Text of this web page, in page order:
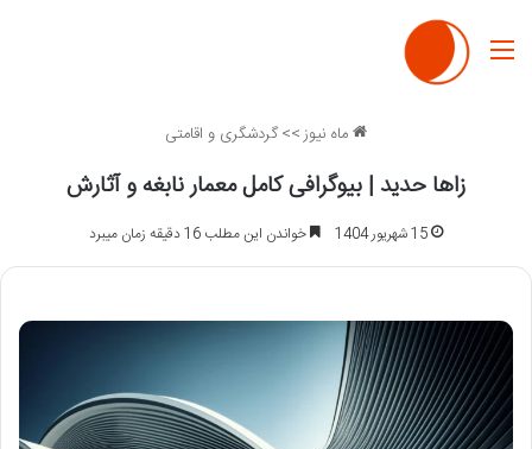
منو
ماه نیوز>>گردشگری و اقامتی
زاها حدید | بیوگرافی کامل معمار نابغه و آثارش
15 شهریور 1404 خواندن این مطلب 16 دقیقه زمان میبرد